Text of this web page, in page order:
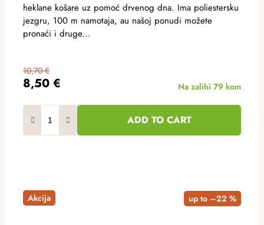
8,50 €
10,70 €
Na zalihi 79 kom
ADD TO CART
heklane košare uz pomoć drvenog dna. Ima poliestersku
jezgru, 100 m namotaja, au našoj ponudi možete
pronaći i druge...
Akcija up to –22 %